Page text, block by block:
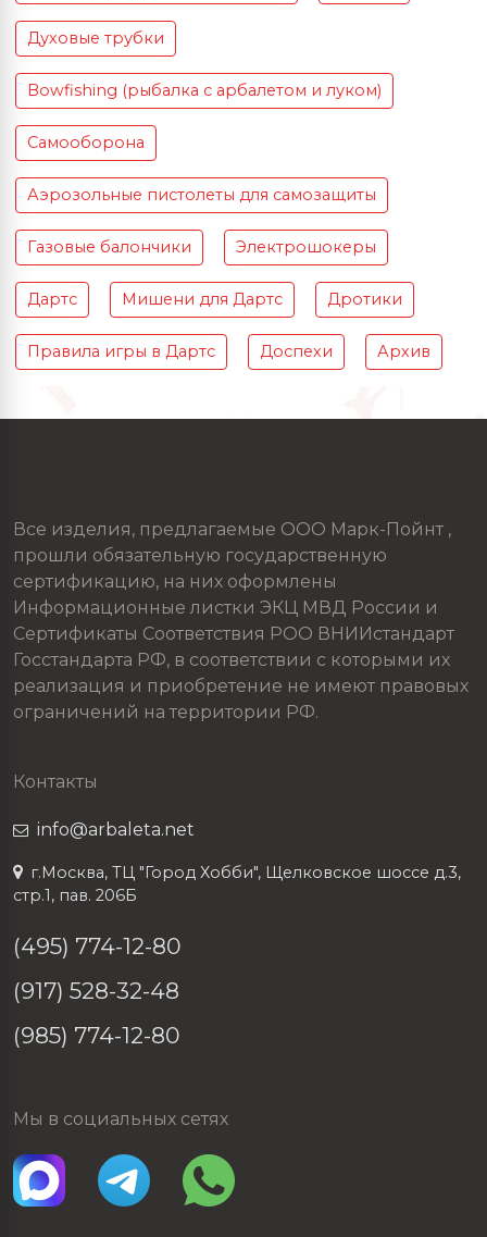
Духовые трубки
Bowfishing (рыбалка с арбалетом и луком)
Самооборона
Аэрозольные пистолеты для самозащиты
Газовые балончики Электрошокеры
Дартс Мишени для Дартс Дротики
Правила игры в Дартс Доспехи Архив
Все изделия, предлагаемые ООО Марк-Пойнт ,
прошли обязательную государственную
сертификацию, на них оформлены
Информационные листки ЭКЦ МВД России и
Сертификаты Соответствия РОО ВНИИстандарт
Госстандарта РФ, в соответствии с которыми их
реализация и приобретение не имеют правовых
ограничений на территории РФ.
Контакты
info@arbaleta.net
г.Москва, ТЦ "Город Хобби", Щелковское шоссе д.3,
стр.1, пав. 206Б
(495) 774-12-80
(917) 528-32-48
(985) 774-12-80
Мы в социальных сетях